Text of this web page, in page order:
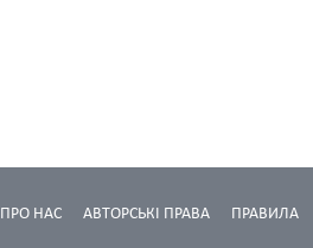
ПРАВИЛА
АВТОРСЬКІ ПРАВА
ПРО НАС